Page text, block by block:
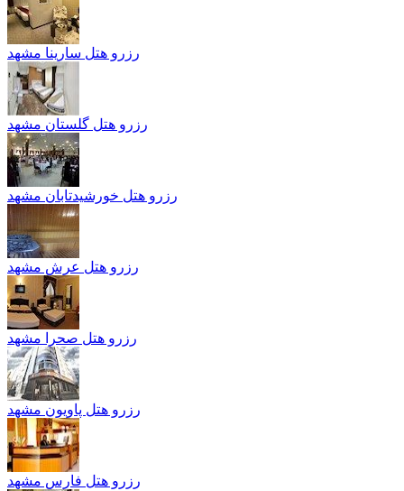
رزرو هتل سارینا مشهد
رزرو هتل گلستان مشهد
رزرو هتل خورشيدتابان مشهد
رزرو هتل عرش مشهد
رزرو هتل صحرا مشهد
رزرو هتل پاویون مشهد
رزرو هتل فارس مشهد